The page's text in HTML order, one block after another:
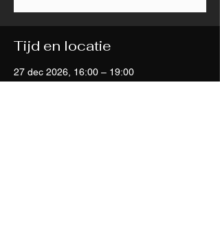
Tijd en locatie
27 dec 2026, 16:00 – 19:00
Peize, Hoofdstraat 52, 9321 CG Peize,